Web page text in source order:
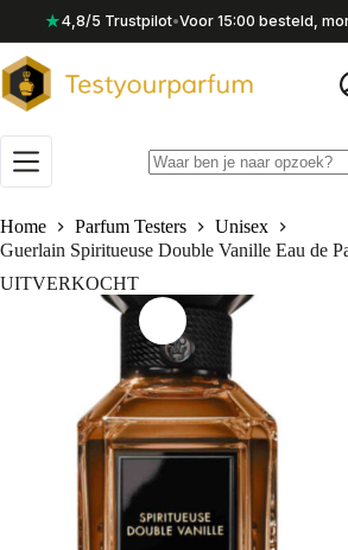
inhoud
★4,8/5 Trustpilot•Voor 15:00 besteld,
Home
Parfum Testers
Unisex
Guerlain Spiritueuse Double Vanille Eau de
UITVERKOCHT